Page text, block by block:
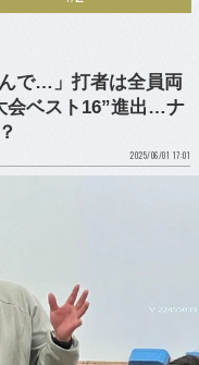
で…」打者は全員両
会ベスト16”進出…ナ
2025/06/01 17:01